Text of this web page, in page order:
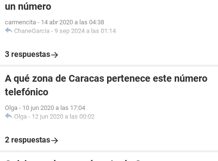
un número
carmencita - 14 abr 2020 a las 04:38
ChaneGarcia - 9 sep 2024 a las 01:14
3 respuestas
A qué zona de Caracas pertenece este número
telefónico
Olga - 10 jun 2020 a las 17:04
Olga - 12 jun 2020 a las 00:02
2 respuestas